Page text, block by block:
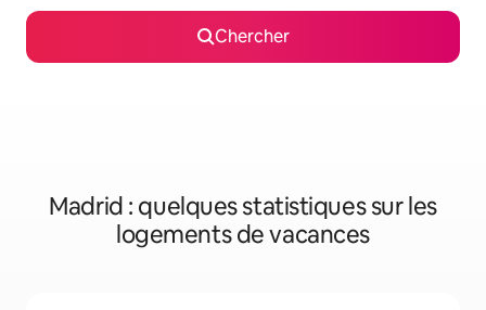
Chercher
Madrid : quelques statistiques sur les
logements de vacances